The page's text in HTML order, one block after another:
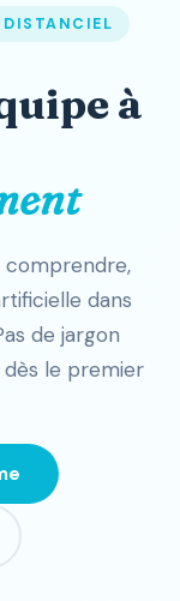
DISTANCIEL
à
comprendre,
dans
de jargon
le premier